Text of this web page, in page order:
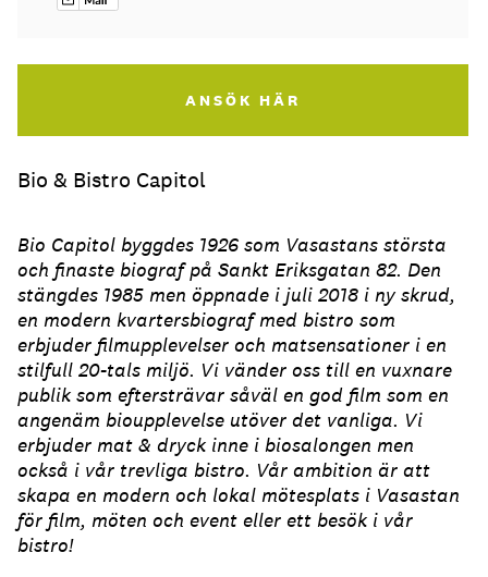
Bio & Bistro Capitol
Bio Capitol byggdes 1926 som Vasastans största
och finaste biograf på Sankt Eriksgatan 82. Den
stängdes 1985 men öppnade i juli 2018 i ny skrud,
en modern kvartersbiograf med bistro som
erbjuder filmupplevelser och matsensationer i en
stilfull 20-tals miljö. Vi vänder oss till en vuxnare
publik som eftersträvar såväl en god film som en
angenäm bioupplevelse utöver det vanliga. Vi
erbjuder mat & dryck inne i biosalongen men
också i vår trevliga bistro. Vår ambition är att
skapa en modern och lokal mötesplats i Vasastan
för film, möten och event eller ett besök i vår
bistro!
ANSÖK HÄR